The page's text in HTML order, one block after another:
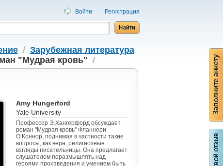
Войти Регистрация
/ Зарубежная литература
"Мудрая кровь" /
Amy Hungerford
Yale University
Профессор Э.Хангерфорд обсуждает
роман "Мудрая кровь" Фланнери
О’Коннор, поднимая в частности такие
вопросы, как вера, религиозные
взгляды писательницы. Она предлагает
слушателем поразмышлять над
героями произведения и умением быть